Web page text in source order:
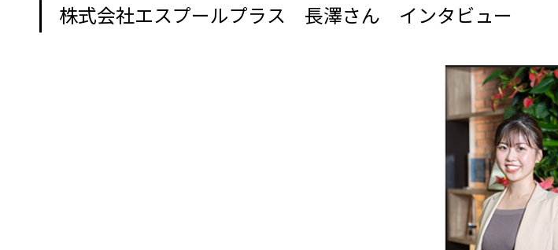
株式会社エスプールプラス 長澤さん インタビュー